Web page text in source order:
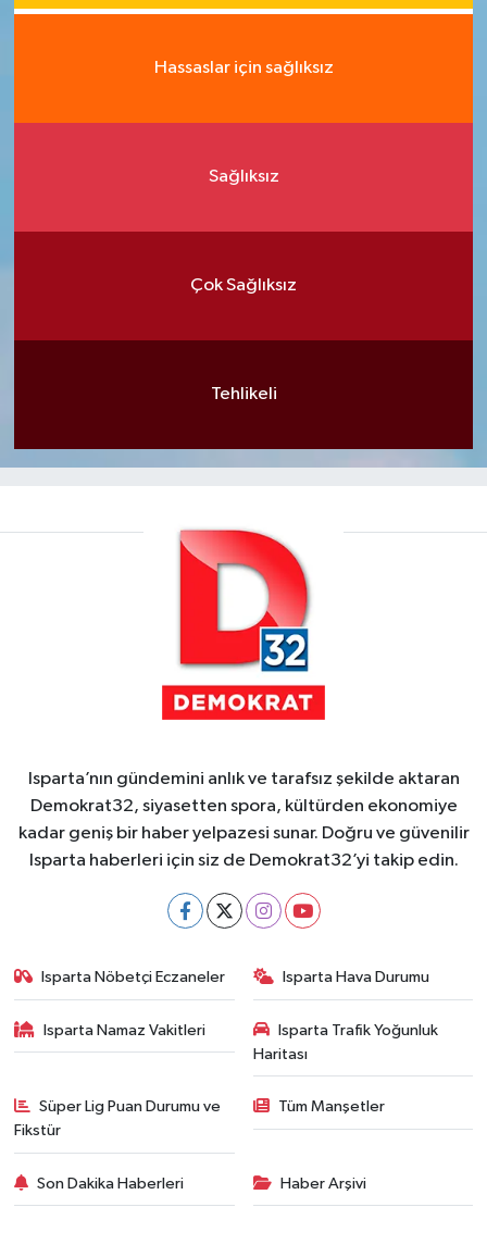
Hassaslar için sağlıksız
Sağlıksız
Çok Sağlıksız
Tehlikeli
Isparta’nın gündemini anlık ve tarafsız şekilde aktaran
Demokrat32, siyasetten spora, kültürden ekonomiye
kadar geniş bir haber yelpazesi sunar. Doğru ve güvenilir
Isparta haberleri için siz de Demokrat32’yi takip edin.
Isparta Nöbetçi Eczaneler Isparta Hava Durumu
Isparta Namaz Vakitleri
Isparta Trafik Yoğunluk
Haritası
Süper Lig Puan Durumu ve
Fikstür
Tüm Manşetler
Son Dakika Haberleri Haber Arşivi